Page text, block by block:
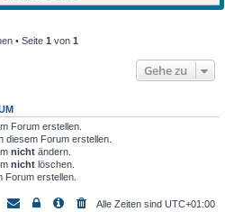
• Seite 1 von 1
Gehe zu
Forum erstellen.
diesem Forum erstellen.
nicht ändern.
nicht löschen.
Forum erstellen.
Alle Zeiten sind UTC+01:00